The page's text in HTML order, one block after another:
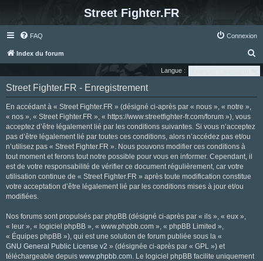
Street Fighter.FR
FAQ Connexion
Index du forum
e
Langue :
Street Fighter.FR - Enregistrement
En accédant à « Street Fighter.FR » (désigné ci-après par « nous », « notre »,
« nos », « Street Fighter.FR », « https://www.streetfighter-fr.com/forum »), vous
acceptez d’être légalement lié par les conditions suivantes. Si vous n’acceptez
pas d’être légalement lié par toutes ces conditions, alors n’accédez pas et/ou
n’utilisez pas « Street Fighter.FR ». Nous pouvons modifier ces conditions à
tout moment et ferons tout notre possible pour vous en informer. Cependant, il
est de votre responsabilité de vérifier ce document régulièrement, car votre
utilisation continue de « Street Fighter.FR » après toute modification constitue
votre acceptation d’être légalement lié par les conditions mises à jour et/ou
modifiées.
Nos forums sont propulsés par phpBB (désigné ci-après par « ils », « eux »,
« leur », « logiciel phpBB », « www.phpbb.com », « phpBB Limited »,
« Équipes phpBB »), qui est une solution de forum publiée sous la «
GNU General Public License v2 » (désignée ci-après par « GPL ») et
téléchargeable depuis www.phpbb.com. Le logiciel phpBB facilite uniquement